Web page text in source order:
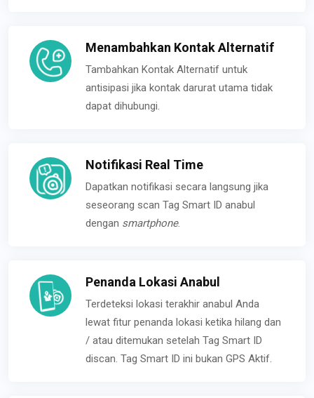
Menambahkan Kontak Alternatif
Tambahkan Kontak Alternatif untuk
antisipasi jika kontak darurat utama tidak
dapat dihubungi.
Notifikasi Real Time
Dapatkan notifikasi secara langsung jika
seseorang scan Tag Smart ID anabul
dengan smartphone.
Penanda Lokasi Anabul
Terdeteksi lokasi terakhir anabul Anda
lewat fitur penanda lokasi ketika hilang dan
/ atau ditemukan setelah Tag Smart ID
discan. Tag Smart ID ini bukan GPS Aktif.